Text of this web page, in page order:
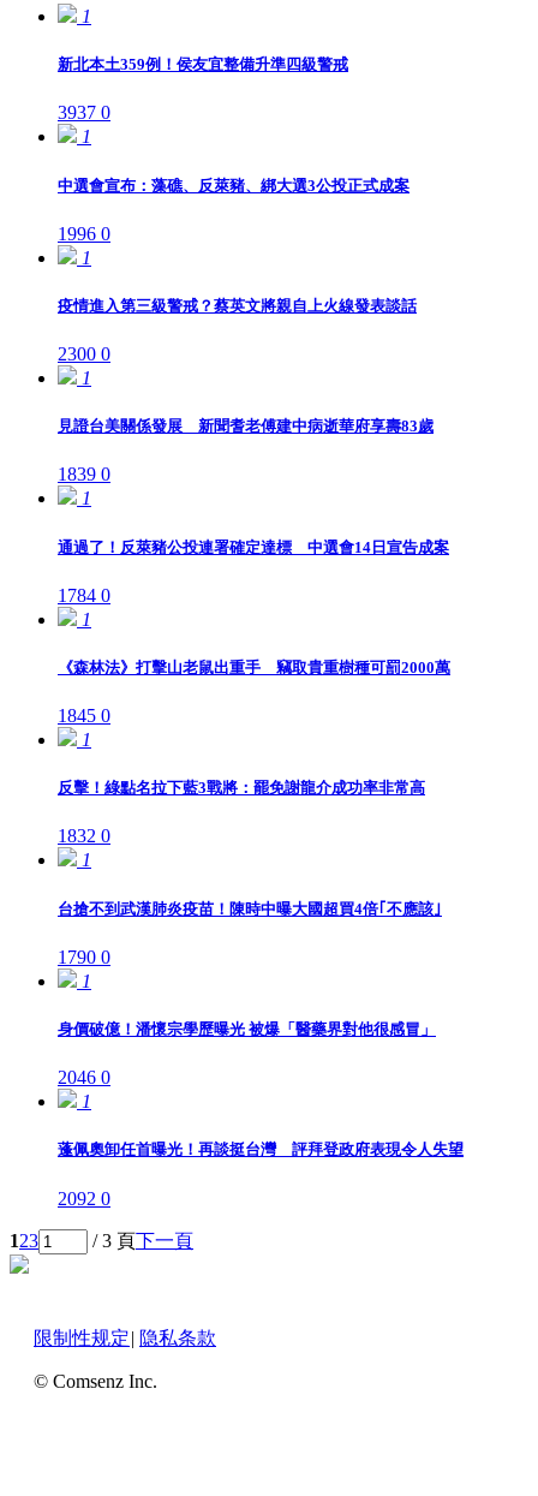
1
新北本土359例！侯友宜整備升準四級警戒
3937 0
1
中選會宣布：藻礁、反萊豬、綁大選3公投正式成案
1996 0
1
疫情進入第三級警戒？蔡英文將親自上火線發表談話
2300 0
1
見證台美關係發展 新聞耆老傅建中病逝華府享壽83歲
1839 0
1
通過了！反萊豬公投連署確定達標 中選會14日宣告成案
1784 0
1
《森林法》打擊山老鼠出重手 竊取貴重樹種可罰2000萬
1845 0
1
反擊！綠點名拉下藍3戰將：罷免謝龍介成功率非常高
1832 0
1
台搶不到武漢肺炎疫苗！陳時中曝大國超買4倍｢不應該｣
1790 0
1
身價破億！潘懷宗學歷曝光 被爆「醫藥界對他很感冒」
2046 0
1
蓬佩奧卸任首曝光！再談挺台灣 評拜登政府表現令人失望
2092 0
123 / 3 頁下一頁
限制性规定| 隐私条款
© Comsenz Inc.